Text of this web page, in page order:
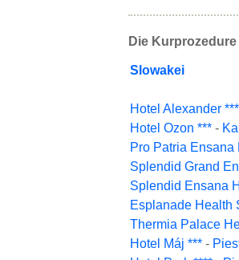
Die
Slowakei
Hotel Alexander
Hotel Ozon *** -
Pro Patria
Splendid Grand
Splendid Ensana
Esplanade Health
Thermia Palace
Hotel Máj *** -